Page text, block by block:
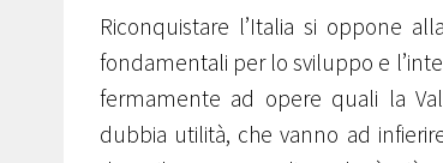
Riconquistare l’Italia si oppone
fondamentali per lo sviluppo e
fermamente ad opere quali la
dubbia utilità, che vanno ad